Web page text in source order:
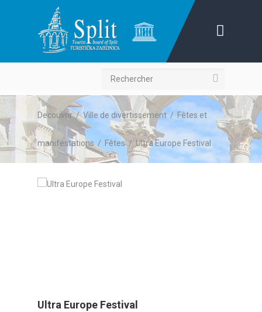
Decouvrir/Ville de divertissement/Fêtes et
manifestations/ Fêtes/Ultra Europe Festival
Ultra Europe Festival